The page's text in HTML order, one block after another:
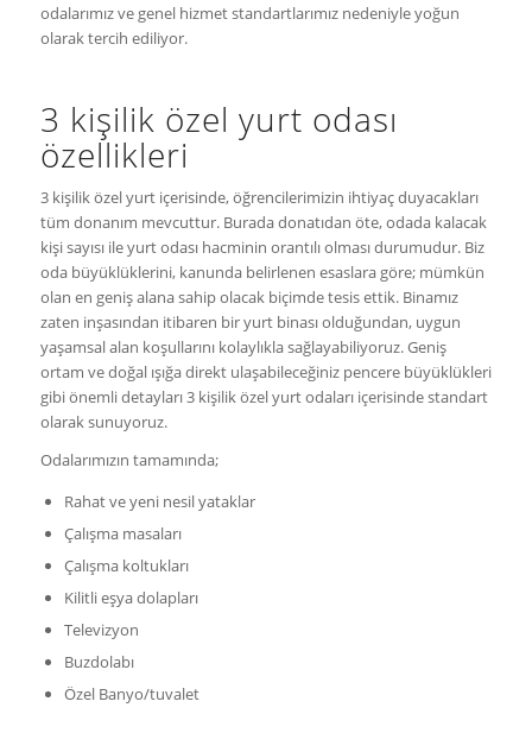
odalarımız ve genel hizmet standartlarımız nedeniyle yoğun
olarak tercih ediliyor.
3 kişilik özel yurt odası
özellikleri
3 kişilik özel yurt içerisinde, öğrencilerimizin ihtiyaç duyacakları
tüm donanım mevcuttur. Burada donatıdan öte, odada kalacak
kişi sayısı ile yurt odası hacminin orantılı olması durumudur. Biz
oda büyüklüklerini, kanunda belirlenen esaslara göre; mümkün
olan en geniş alana sahip olacak biçimde tesis ettik. Binamız
zaten inşasından itibaren bir yurt binası olduğundan, uygun
yaşamsal alan koşullarını kolaylıkla sağlayabiliyoruz. Geniş
ortam ve doğal ışığa direkt ulaşabileceğiniz pencere büyüklükleri
gibi önemli detayları 3 kişilik özel yurt odaları içerisinde standart
olarak sunuyoruz.
Odalarımızın tamamında;
Rahat ve yeni nesil yataklar
Çalışma masaları
Çalışma koltukları
Kilitli eşya dolapları
Televizyon
Buzdolabı
Özel Banyo/tuvalet